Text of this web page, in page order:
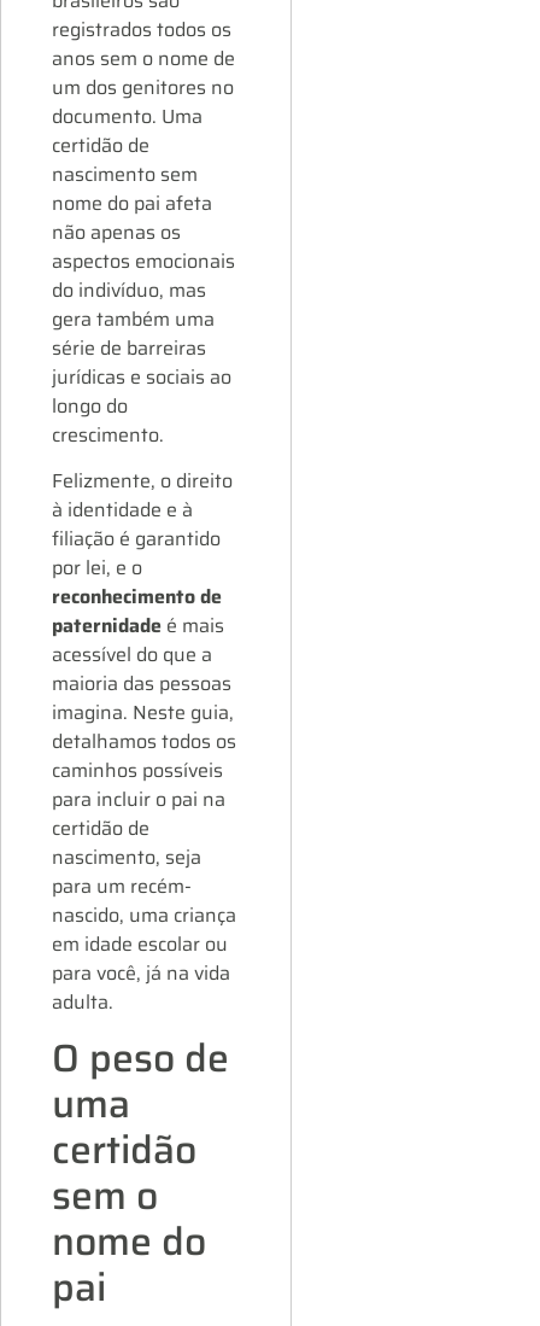
registrados todos os
anos sem o nome de
um dos genitores no
documento. Uma
certidão de
nascimento sem
nome do pai afeta
não apenas os
aspectos emocionais
do indivíduo, mas
gera também uma
série de barreiras
jurídicas e sociais ao
longo do
crescimento.
Felizmente, o direito
à identidade e à
filiação é garantido
por lei, e o
reconhecimento de
paternidade é mais
acessível do que a
maioria das pessoas
imagina. Neste guia,
detalhamos todos os
caminhos possíveis
para incluir o pai na
certidão de
nascimento, seja
para um recém-
nascido, uma criança
em idade escolar ou
para você, já na vida
adulta.
O peso de
uma
certidão
sem o
nome do
pai